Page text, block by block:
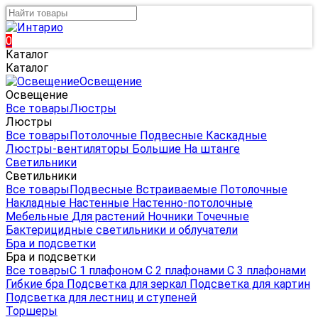
0
Каталог
Каталог
Освещение
Освещение
Все товарыЛюстры
Люстры
Все товарыПотолочные Подвесные Каскадные
Люстры-вентиляторы Большие На штанге
Светильники
Светильники
Все товарыПодвесные Встраиваемые Потолочные
Накладные Настенные Настенно-потолочные
Мебельные Для растений Ночники Точечные
Бактерицидные светильники и облучатели
Бра и подсветки
Бра и подсветки
Все товарыС 1 плафоном С 2 плафонами С 3 плафонами
Гибкие бра Подсветка для зеркал Подсветка для картин
Подсветка для лестниц и ступеней
Торшеры